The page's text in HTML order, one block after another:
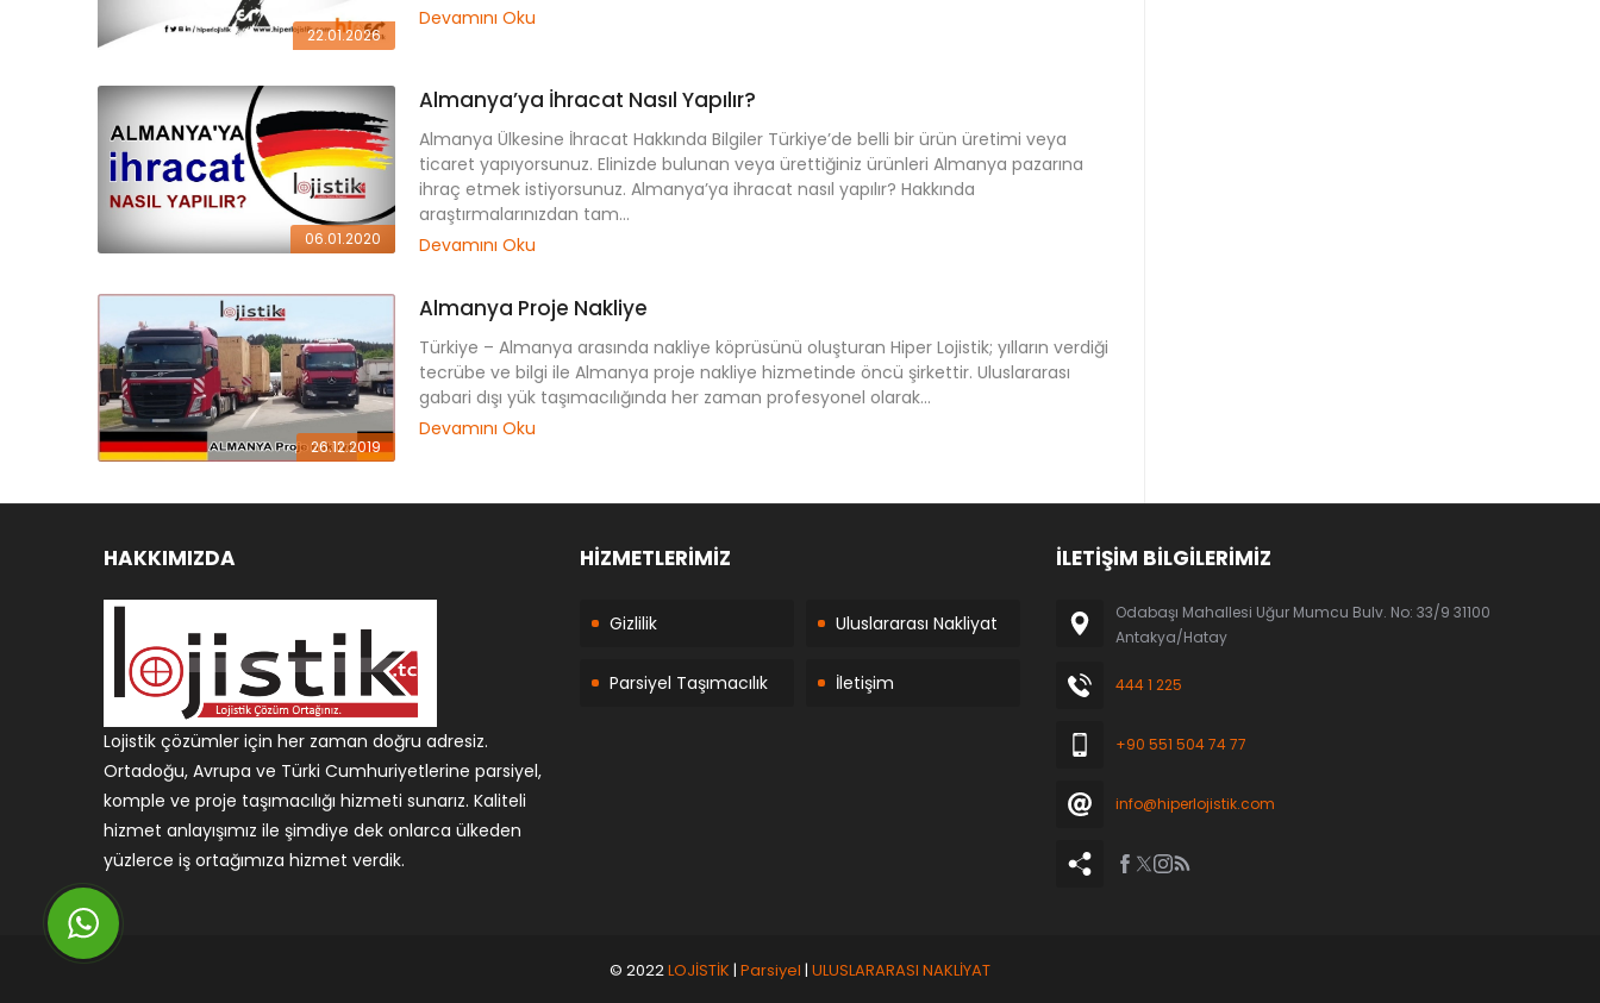
22.01.2026
Devamını Oku
06.01.2020
Almanya’ya İhracat Nasıl Yapılır?
Almanya Ülkesine İhracat Hakkında Bilgiler Türkiye’de belli bir ürün üretimi veya
ticaret yapıyorsunuz. Elinizde bulunan veya ürettiğiniz ürünleri Almanya pazarına
ihraç etmek istiyorsunuz. Almanya’ya ihracat nasıl yapılır? Hakkında
araştırmalarınızdan tam...
Devamını Oku
26.12.2019
Almanya Proje Nakliye
Türkiye – Almanya arasında nakliye köprüsünü oluşturan Hiper Lojistik; yılların verdiği
tecrübe ve bilgi ile Almanya proje nakliye hizmetinde öncü şirkettir. Uluslararası
gabari dışı yük taşımacılığında her zaman profesyonel olarak...
Devamını Oku
HAKKIMIZDA
Lojistik çözümler için her zaman doğru adresiz.
Ortadoğu, Avrupa ve Türki Cumhuriyetlerine parsiyel,
komple ve proje taşımacılığı hizmeti sunarız. Kaliteli
hizmet anlayışımız ile şimdiye dek onlarca ülkeden
yüzlerce iş ortağımıza hizmet verdik.
HİZMETLERİMİZ
Gizlilik Uluslararası Nakliyat
Parsiyel Taşımacılık İletişim
İLETİŞİM BİLGİLERİMİZ
Odabaşı Mahallesi Uğur Mumcu Bulv. No: 33/9 31100
Antakya/Hatay
444 1 225
+90 551 504 74 77
info@hiperlojistik.com
© 2022LOJİSTİK | Parsiyel | ULUSLARARASI NAKLİYAT